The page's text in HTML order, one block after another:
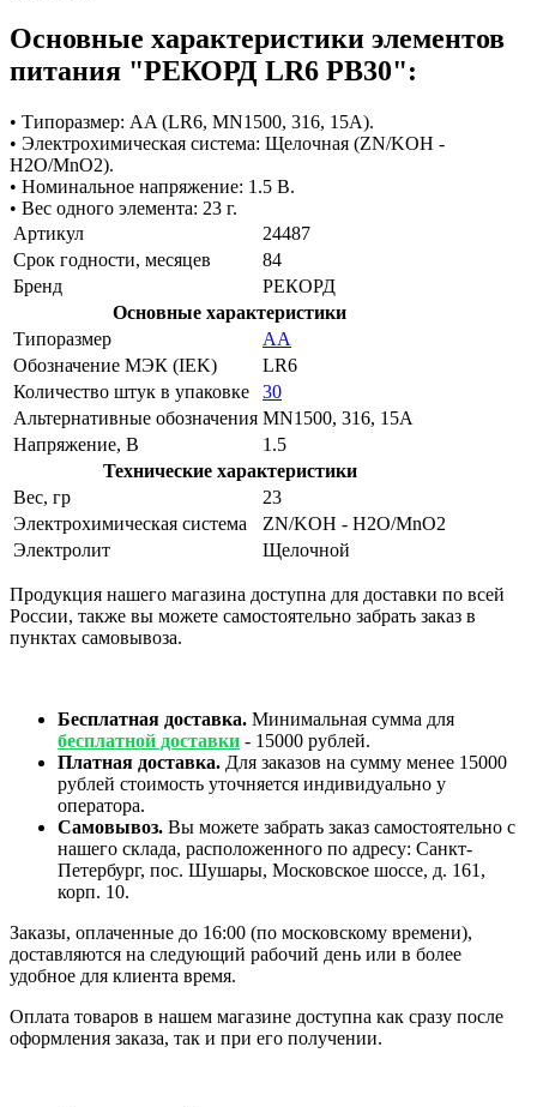
Основные характеристики элементов
питания "РЕКОРД LR6 PB30":
• Типоразмер: AA (LR6, MN1500, 316, 15A).
• Электрохимическая система: Щелочная (ZN/KOH -
H2O/MnO2).
• Номинальное напряжение: 1.5 В.
• Вес одного элемента: 23 г.
Артикул
24487
Срок годности, месяцев
84
Бренд
РЕКОРД
Основные характеристики
Типоразмер
АА
Обозначение МЭК (IEK)
LR6
Количество штук в упаковке
30
Альтернативные обозначения MN1500, 316, 15A
Напряжение, В
1.5
Технические характеристики
Вес, гр
23
Электрохимическая система
ZN/KOH - H2O/MnO2
Электролит
Щелочной
Продукция нашего магазина доступна для доставки по всей
России, также вы можете самостоятельно забрать заказ в
пунктах самовывоза.
Бесплатная доставка. Минимальная сумма для
бесплатной доставки - 15000 рублей.
Платная доставка. Для заказов на сумму менее 15000
рублей стоимость уточняется индивидуально у
оператора.
Самовывоз. Вы можете забрать заказ самостоятельно с
нашего склада, расположенного по адресу: Санкт-
Петербург, пос. Шушары, Московское шоссе, д. 161,
корп. 10.
Заказы, оплаченные до 16:00 (по московскому времени),
доставляются на следующий рабочий день или в более
удобное для клиента время.
Оплата товаров в нашем магазине доступна как сразу после
оформления заказа, так и при его получении.